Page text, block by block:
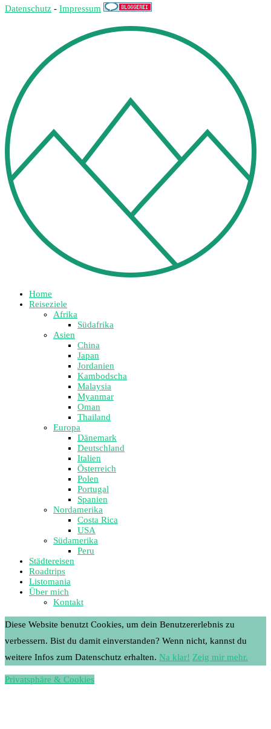
Datenschutz - Impressum
Home
Reiseziele
Afrika
Südafrika
Asien
China
Japan
Jordanien
Kambodscha
Malaysia
Myanmar
Oman
Thailand
Europa
Dänemark
Deutschland
Italien
Österreich
Polen
Portugal
Spanien
Nordamerika
Costa Rica
USA
Südamerika
Peru
Städtereisen
Roadtrips
Listomania
Über mich
Kontakt
Diese Website benutzt Cookies, um dein Benutzererlebnis zu
verbessern. Bist du damit einverstanden? Wenn nicht, kannst du
weitere Infos zum Datenschutz erhalten. Na klar! Zeig mir mehr.
Privatsphäre & Cookies